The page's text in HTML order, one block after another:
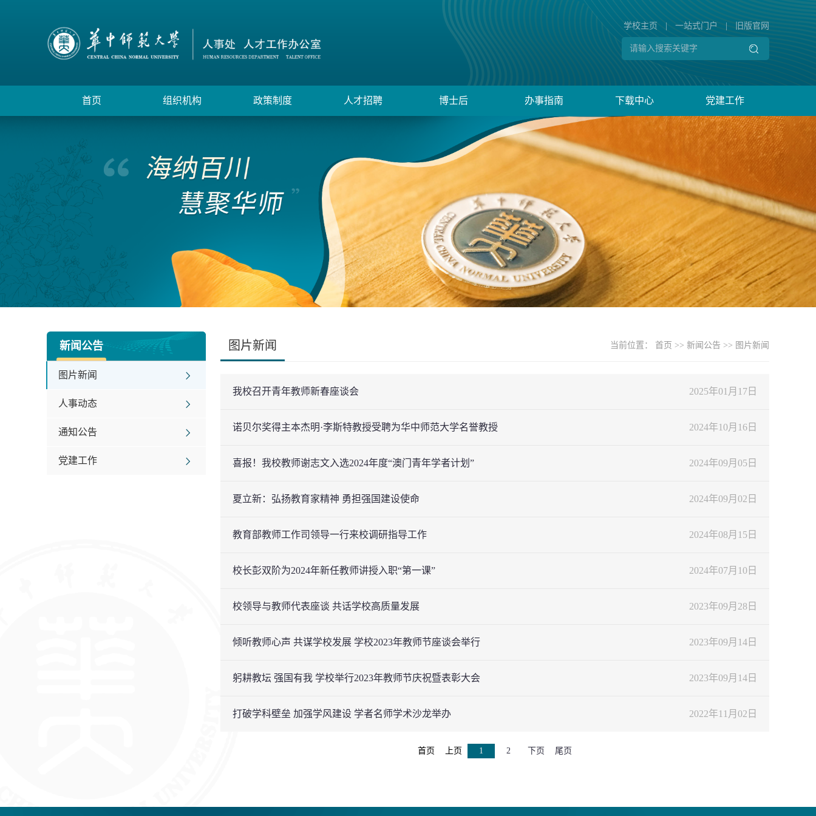
首页 组织机构 政策制度 人才招聘 博士后 办事指南 下载中心 党建工作
学校主页 一站式门户 旧版官网
新闻公告
图片新闻
人事动态
通知公告
党建工作
图片新闻 当前位置： 首页 >> 新闻公告 >> 图片新闻
我校召开青年教师新春座谈会 2025年01月17日
诺贝尔奖得主本杰明·李斯特教授受聘为华中师范大学名誉教授 2024年10月16日
喜报！我校教师谢志文入选2024年度“澳门青年学者计划” 2024年09月05日
夏立新：弘扬教育家精神 勇担强国建设使命 2024年09月02日
教育部教师工作司领导一行来校调研指导工作 2024年08月15日
校长彭双阶为2024年新任教师讲授入职“第一课” 2024年07月10日
校领导与教师代表座谈 共话学校高质量发展 2023年09月28日
倾听教师心声 共谋学校发展 学校2023年教师节座谈会举行 2023年09月14日
躬耕教坛 强国有我 学校举行2023年教师节庆祝暨表彰大会 2023年09月14日
打破学科壁垒 加强学风建设 学者名师学术沙龙举办 2022年11月02日
首页 上页 1 2 下页 尾页